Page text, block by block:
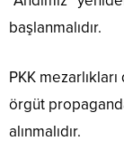
başlanmalıdır.
PKK
örgüt
alınmalıdır.